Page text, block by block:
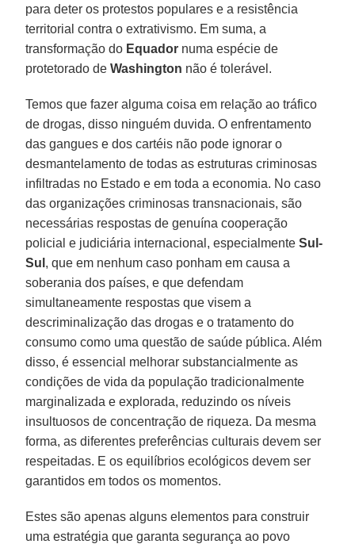
para deter os protestos populares e a resistência
territorial contra o extrativismo. Em suma, a
transformação do Equador numa espécie de
protetorado deWashington não é tolerável.
Temos que fazer alguma coisa em relação ao tráfico
de drogas, disso ninguém duvida. O enfrentamento
das gangues e dos cartéis não pode ignorar o
desmantelamento de todas as estruturas criminosas
infiltradas no Estado e em toda a economia. No caso
das organizações criminosas transnacionais, são
necessárias respostas de genuína cooperação
policial e judiciária internacional, especialmenteSul-
Sul , que em nenhum caso ponham em causa a
soberania dos países, e que defendam
simultaneamente respostas que visem a
descriminalização das drogas e o tratamento do
consumo como uma questão de saúde pública. Além
disso, é essencial melhorar substancialmente as
condições de vida da população tradicionalmente
marginalizada e explorada, reduzindo os níveis
insultuosos de concentração de riqueza. Da mesma
forma, as diferentes preferências culturais devem ser
respeitadas. E os equilíbrios ecológicos devem ser
garantidos em todos os momentos.
Estes são apenas alguns elementos para construir
uma estratégia que garanta segurança ao povo